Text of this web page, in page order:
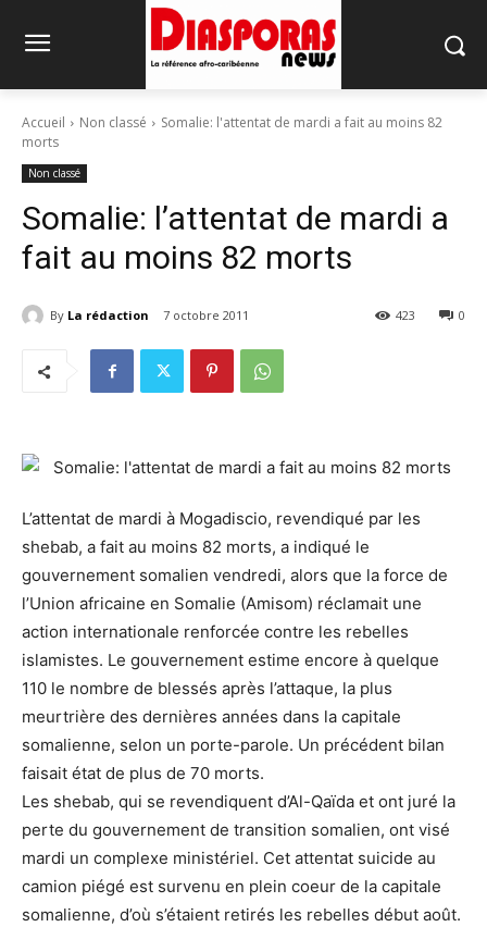
Accueil Non classé
Somalie: l'attentat de mardi a fait au moins 82
morts
Non classé
Somalie: l’attentat de mardi a
fait au moins 82 morts
By La rédaction 7 octobre 2011 0
423
L’attentat de mardi à Mogadiscio, revendiqué par les
shebab, a fait au moins 82 morts, a indiqué le
gouvernement somalien vendredi, alors que la force de
l’Union africaine en Somalie (Amisom) réclamait une
action internationale renforcée contre les rebelles
islamistes. Le gouvernement estime encore à quelque
110 le nombre de blessés après l’attaque, la plus
meurtrière des dernières années dans la capitale
somalienne, selon un porte-parole. Un précédent bilan
faisait état de plus de 70 morts.
Les shebab, qui se revendiquent d’Al-Qaïda et ont juré la
perte du gouvernement de transition somalien, ont visé
mardi un complexe ministériel. Cet attentat suicide au
camion piégé est survenu en plein coeur de la capitale
somalienne, d’où s’étaient retirés les rebelles début août.